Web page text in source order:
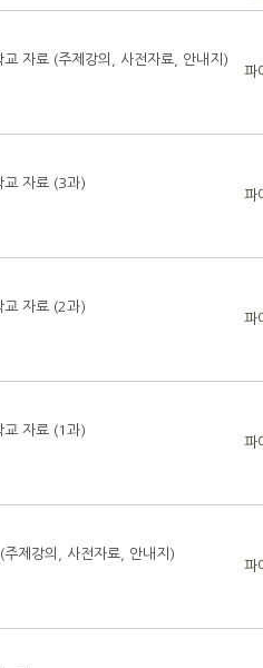
자료 (주제강의, 사전자료, 안내지)
파
교 자료 (3과)
파
교 자료 (2과)
파
교 자료 (1과)
파
제강의, 사전자료, 안내지)
파